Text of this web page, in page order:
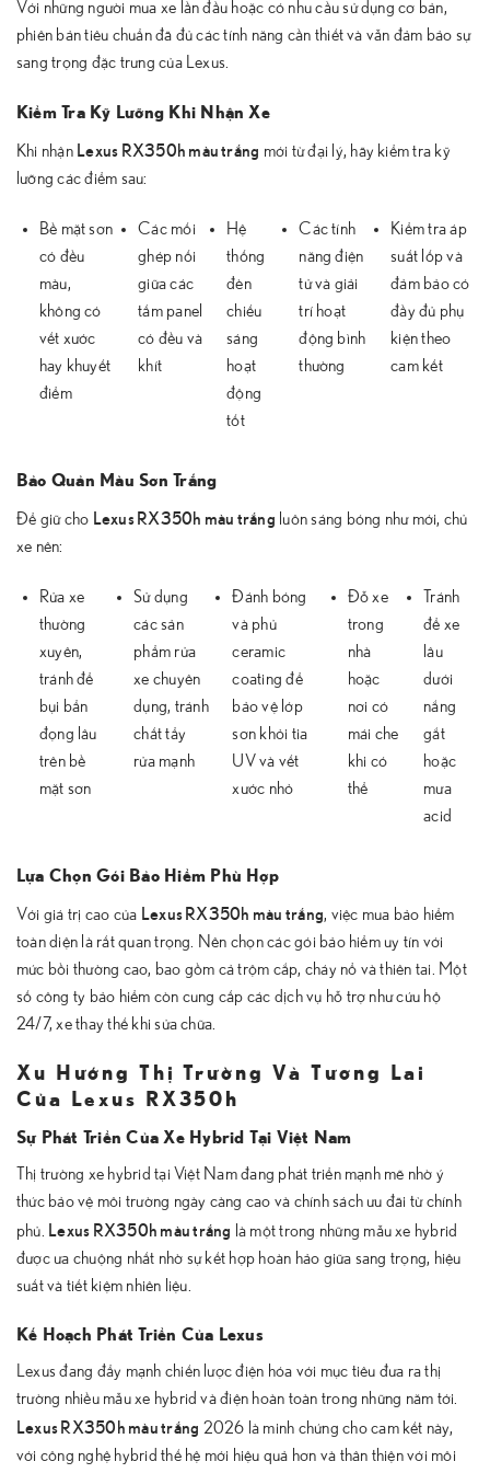
Với những người mua xe lần đầu hoặc có nhu cầu sử dụng cơ bản,
phiên bản tiêu chuẩn đã đủ các tính năng cần thiết và vẫn đảm bảo sự
sang trọng đặc trưng của Lexus.
Kiểm Tra Kỹ Lưỡng Khi Nhận Xe
Khi nhận Lexus RX350h màu trắng mới từ đại lý, hãy kiểm tra kỹ
lưỡng các điểm sau:
Bề mặt sơn
có đều
màu,
không có
vết xước
hay khuyết
điểm
Các mối
ghép nối
giữa các
tấm panel
có đều và
khít
Hệ
thống
đèn
chiếu
sáng
hoạt
động
tốt
Các tính
năng điện
tử và giải
trí hoạt
động bình
thường
Kiểm tra áp
suất lốp và
đảm bảo có
đầy đủ phụ
kiện theo
cam kết
Bảo Quản Màu Sơn Trắng
Để giữ cho Lexus RX350h màu trắng luôn sáng bóng như mới, chủ
xe nên:
Rửa xe
thường
xuyên,
tránh để
bụi bẩn
đọng lâu
trên bề
mặt sơn
Sử dụng
các sản
phẩm rửa
xe chuyên
dụng, tránh
chất tẩy
rửa mạnh
Đánh bóng
và phủ
ceramic
coating để
bảo vệ lớp
sơn khỏi tia
UV và vết
xước nhỏ
Đỗ xe
trong
nhà
hoặc
nơi có
mái che
khi có
thể
Tránh
để xe
lâu
dưới
nắng
gắt
hoặc
mưa
acid
Lựa Chọn Gói Bảo Hiểm Phù Hợp
Với giá trị cao của Lexus RX350h màu trắng, việc mua bảo hiểm
toàn diện là rất quan trọng. Nên chọn các gói bảo hiểm uy tín với
mức bồi thường cao, bao gồm cả trộm cắp, cháy nổ và thiên tai. Một
số công ty bảo hiểm còn cung cấp các dịch vụ hỗ trợ như cứu hộ
24/7, xe thay thế khi sửa chữa.
Xu Hướng Thị Trường Và Tương Lai
Của Lexus RX350h
Sự Phát Triển Của Xe Hybrid Tại Việt Nam
Thị trường xe hybrid tại Việt Nam đang phát triển mạnh mẽ nhờ ý
thức bảo vệ môi trường ngày càng cao và chính sách ưu đãi từ chính
phủ. Lexus RX350h màu trắng là một trong những mẫu xe hybrid
được ưa chuộng nhất nhờ sự kết hợp hoàn hảo giữa sang trọng, hiệu
suất và tiết kiệm nhiên liệu.
Kế Hoạch Phát Triển Của Lexus
Lexus đang đẩy mạnh chiến lược điện hóa với mục tiêu đưa ra thị
trường nhiều mẫu xe hybrid và điện hoàn toàn trong những năm tới.
Lexus RX350h màu trắng 2026 là minh chứng cho cam kết này,
với công nghệ hybrid thế hệ mới hiệu quả hơn và thân thiện với môi